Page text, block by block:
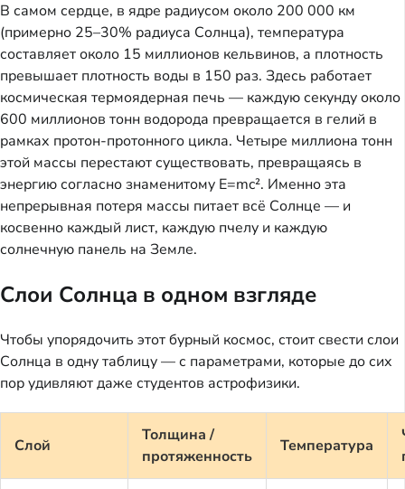
В самом сердце, в ядре радиусом около 200 000 км
(примерно 25–30% радиуса Солнца), температура
составляет около 15 миллионов кельвинов, а плотность
превышает плотность воды в 150 раз. Здесь работает
космическая термоядерная печь — каждую секунду около
600 миллионов тонн водорода превращается в гелий в
рамках протон-протонного цикла. Четыре миллиона тонн
этой массы перестают существовать, превращаясь в
энергию согласно знаменитому E=mc². Именно эта
непрерывная потеря массы питает всё Солнце — и
косвенно каждый лист, каждую пчелу и каждую
солнечную панель на Земле.
Слои Солнца в одном взгляде
Чтобы упорядочить этот бурный космос, стоит свести слои
Солнца в одну таблицу — с параметрами, которые до сих
пор удивляют даже студентов астрофизики.
Слой
Толщина /
протяженность
Температура